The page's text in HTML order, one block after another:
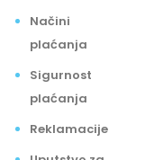
Načini
plaćanja
Sigurnost
plaćanja
Reklamacije